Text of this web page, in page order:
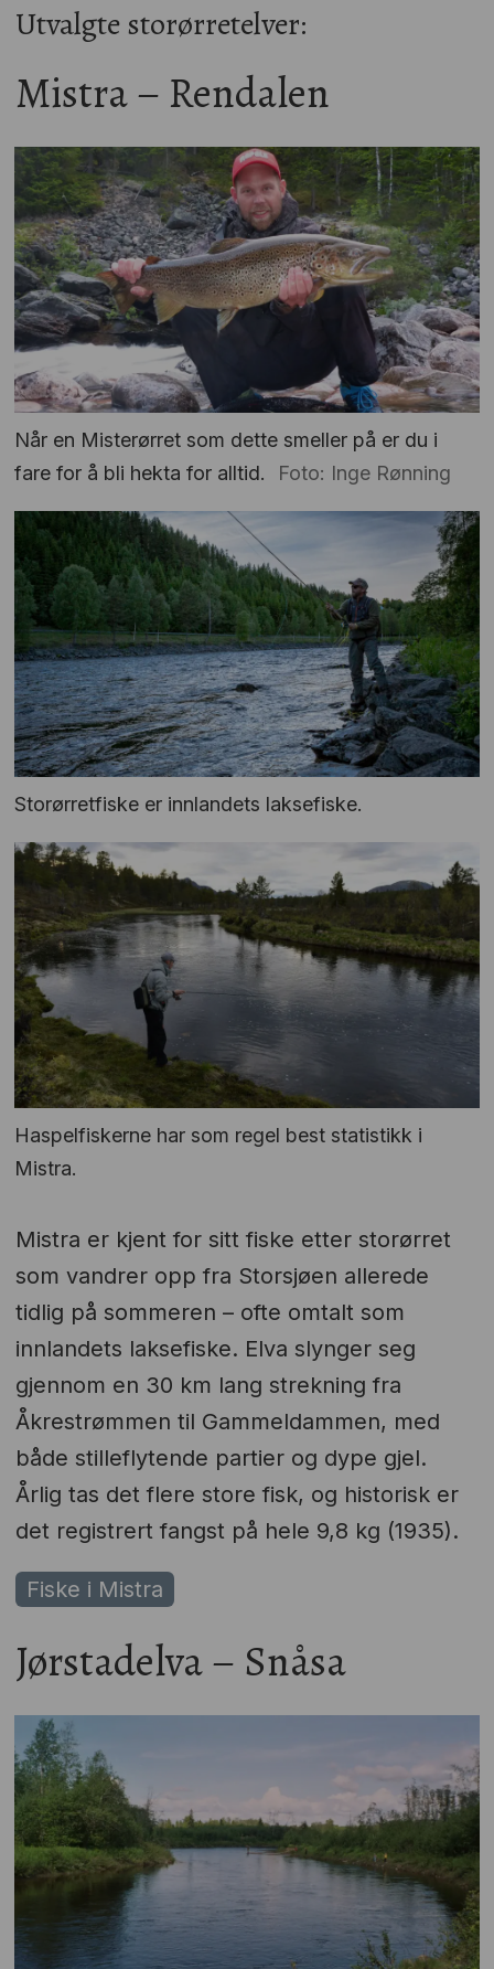
Utvalgte storørretelver:
Mistra – Rendalen
Når en Misterørret som dette smeller på er du i
fare for å bli hekta for alltid.
Foto: Inge Rønning
Storørretfiske er innlandets laksefiske.
Haspelfiskerne har som regel best statistikk i
Mistra.
Mistra er kjent for sitt fiske etter storørret
som vandrer opp fra Storsjøen allerede
tidlig på sommeren – ofte omtalt som
innlandets laksefiske. Elva slynger seg
gjennom en 30 km lang strekning fra
Åkrestrømmen til Gammeldammen, med
både stilleflytende partier og dype gjel.
Årlig tas det flere store fisk, og historisk er
det registrert fangst på hele 9,8 kg (1935).
Fiske i Mistra
Jørstadelva – Snåsa